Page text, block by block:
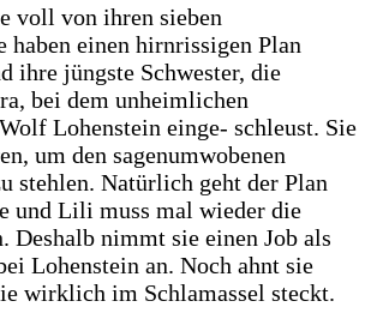
voll von ihren sieben
haben einen hirnrissigen Plan
ihre jüngste Schwester, die
bei dem unheimlichen
Lohenstein einge- schleust. Sie
um den sagenumwobenen
stehlen. Natürlich geht der Plan
und Lili muss mal wieder die
Deshalb nimmt sie einen Job als
Lohenstein an. Noch ahnt sie
wirklich im Schlamassel steckt.